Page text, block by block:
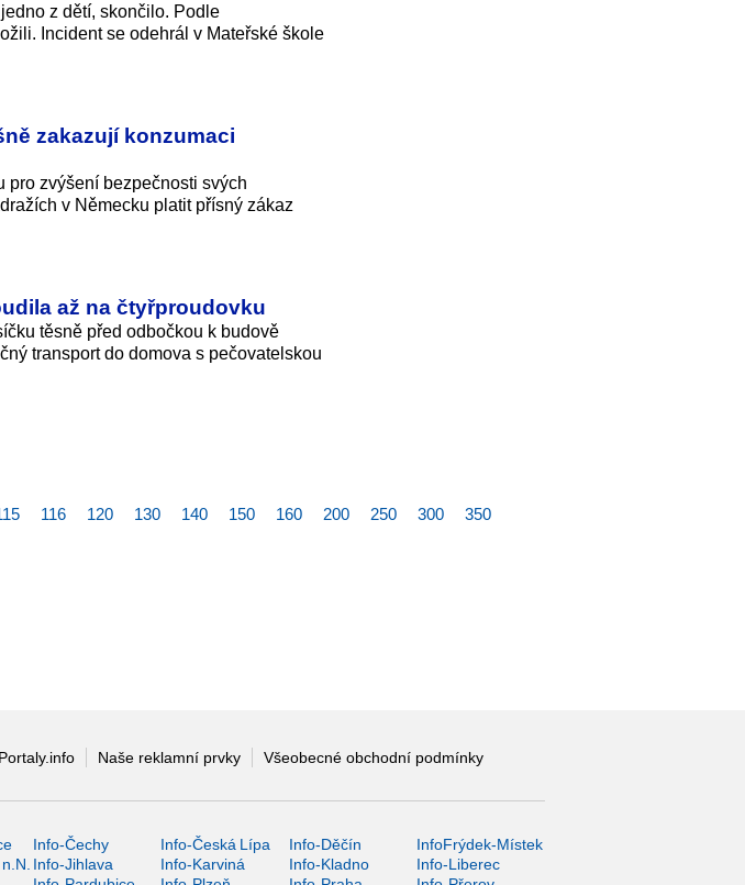
z dětí, skončilo. Podle
Incident se odehrál v Mateřské škole
zakazují konzumaci
pro zvýšení bezpečnosti svých
v Německu platit přísný zákaz
až na čtyřproudovku
těsně před odbočkou k budově
transport do domova s pečovatelskou
116 120 130 140 150 160 200 250 300 350
Naše reklamní prvky Všeobecné obchodní podmínky
Info-Čechy Info-Česká Lípa Info-Děčín
InfoFrýdek-Místek
Info-Jihlava Info-Karviná Info-Kladno
Info-Liberec